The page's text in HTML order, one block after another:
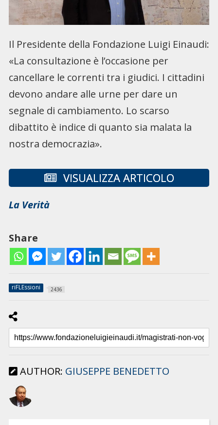
Il Presidente della Fondazione Luigi Einaudi:
«La consultazione è l’occasione per
cancellare le correnti tra i giudici. I cittadini
devono andare alle urne per dare un
segnale di cambiamento. Lo scarso
dibattito è indice di quanto sia malata la
nostra democrazia».
VISUALIZZA ARTICOLO
La Verità
Share
riFLEssioni 2436
AUTHOR: GIUSEPPE BENEDETTO